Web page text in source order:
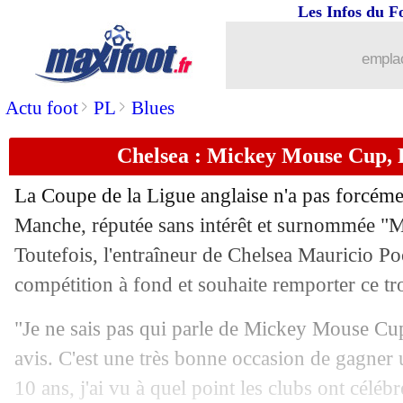
Actu foot> PL > Blues
Les Infos du
Chelsea : Mickey Mouse Cup,
La Coupe de la Ligue anglaise n'a pas
Manche, réputée sans intérêt et surnommée
Toutefois, l'entraîneur de Chelsea Mauricio
compétition à fond et souhaite remporter ce
"Je ne sais pas qui parle de Mickey Mouse
avis. C'est une très bonne occasion de
10 ans, j'ai vu à quel point les clubs ont
Divers : l'anecdote de Mourinho sur
19/12 Le Havre: Bayo juge son début de
19/12 Belgique: les excuses de Courtois
19/12 PSG: Luis Enrique dresse un
Belgique : Courtois est forfait pour
19/12 Real: le Bayern vient en aide pour
Arsenal : trop d'ingratitude pour